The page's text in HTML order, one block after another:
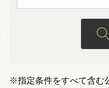
※指定条件をすべて含む